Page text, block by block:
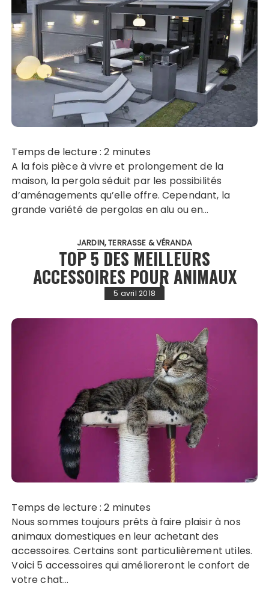
Temps de lecture :2 minutes
A la fois pièce à vivre et prolongement de la
maison, la pergola séduit par les possibilités
d’aménagements qu’elle offre. Cependant, la
grande variété de pergolas en alu ou en…
JARDIN, TERRASSE & VÉRANDA
TOP 5 DES MEILLEURS
ACCESSOIRES POUR ANIMAUX
5 avril 2018
Temps de lecture :2 minutes
Nous sommes toujours prêts à faire plaisir à nos
animaux domestiques en leur achetant des
accessoires. Certains sont particulièrement utiles.
Voici 5 accessoires qui amélioreront le confort de
votre chat…